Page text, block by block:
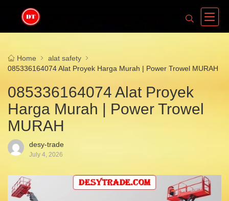
Home
alat safety
085336164074 Alat Proyek Harga Murah | Power Trowel MURAH
085336164074 Alat Proyek
Harga Murah | Power Trowel
MURAH
desy-trade
July 4, 2026